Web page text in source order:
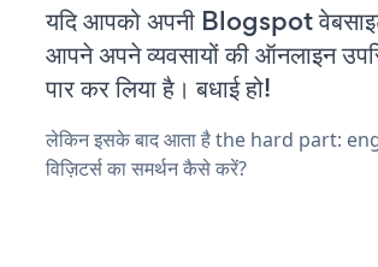
यदि आपको अपनी Blogspot
आपने अपने व्यवसायों की ऑनलाइन
पार कर लिया है। बधाई हो!
लेकिन इसके बाद आता है the hard part:
विज़िटर्स का समर्थन कैसे करें?